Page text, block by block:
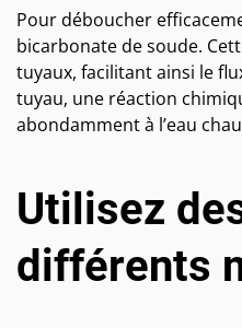
Pour déboucher
bicarbonate de soude.
tuyaux, facilitant ainsi le
tuyau, une réaction
abondamment à l’eau
Utilisez
différents